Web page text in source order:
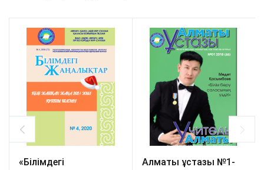
«Білімдегі
Алматы ұстазы №1-